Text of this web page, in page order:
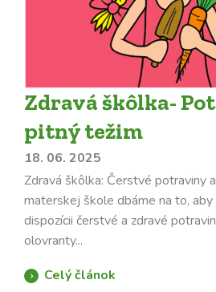
Zdravá škôlka-
pitný težim
18. 06. 2025
Zdravá škôlka: Čerstvé potraviny
materskej škole dbáme na to,
dispozícii čerstvé a zdravé
olovranty...
Celý článok